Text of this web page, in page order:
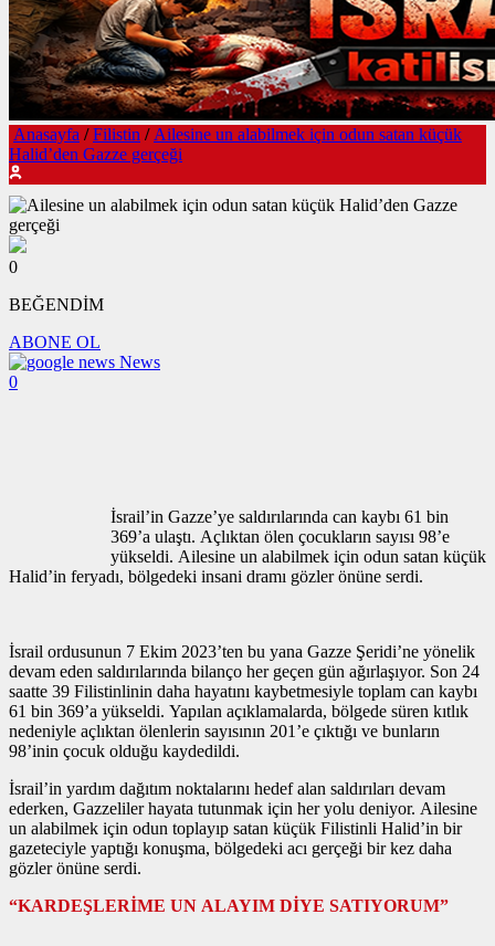
Anasayfa / Filistin / Ailesine un alabilmek için odun satan küçük
Halid’den Gazze gerçeği
0
BEĞENDİM
ABONE OL
News
0
İsrail’in Gazze’ye saldırılarında can kaybı 61 bin
369’a ulaştı. Açlıktan ölen çocukların sayısı 98’e
yükseldi. Ailesine un alabilmek için odun satan küçük
Halid’in feryadı, bölgedeki insani dramı gözler önüne serdi.
İsrail ordusunun 7 Ekim 2023’ten bu yana Gazze Şeridi’ne yönelik
devam eden saldırılarında bilanço her geçen gün ağırlaşıyor. Son 24
saatte 39 Filistinlinin daha hayatını kaybetmesiyle toplam can kaybı
61 bin 369’a yükseldi. Yapılan açıklamalarda, bölgede süren kıtlık
nedeniyle açlıktan ölenlerin sayısının 201’e çıktığı ve bunların
98’inin çocuk olduğu kaydedildi.
İsrail’in yardım dağıtım noktalarını hedef alan saldırıları devam
ederken, Gazzeliler hayata tutunmak için her yolu deniyor. Ailesine
un alabilmek için odun toplayıp satan küçük Filistinli Halid’in bir
gazeteciyle yaptığı konuşma, bölgedeki acı gerçeği bir kez daha
gözler önüne serdi.
“KARDEŞLERİME UN ALAYIM DİYE SATIYORUM”